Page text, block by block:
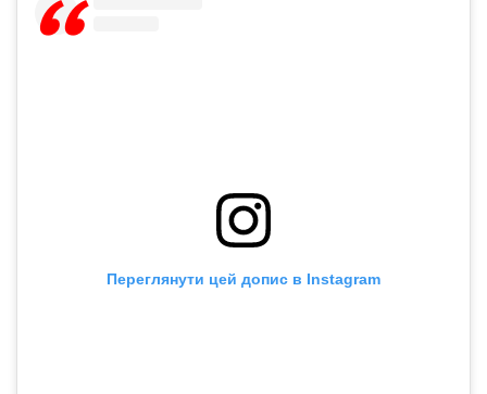
Переглянути цей допис в Instagram